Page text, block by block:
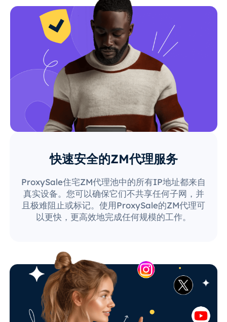
快速安全的ZM代理服务
ProxySale住宅ZM代理池中的所有IP地址都来自
真实设备。您可以确保它们不共享任何子网，并
且极难阻止或标记。使用ProxySale的ZM代理可
以更快，更高效地完成任何规模的工作。